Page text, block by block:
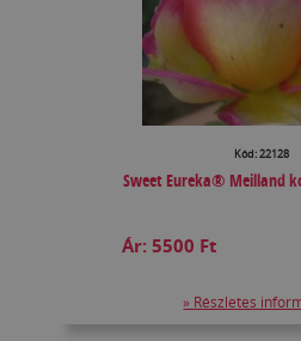
Kód: 22128
Sweet Eureka® Meilland
Ár:5500 Ft
» Részletes